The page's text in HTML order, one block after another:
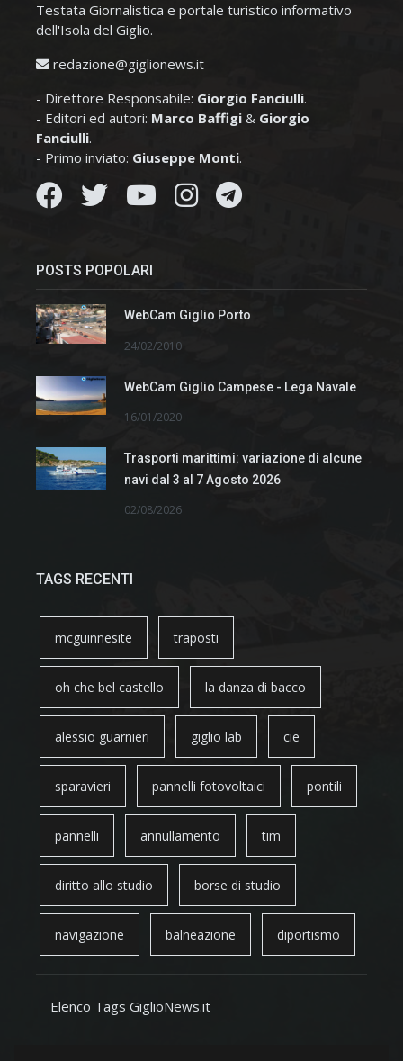
Testata Giornalistica e portale turistico informativo
dell'Isola del Giglio.
redazione@giglionews.it
- Direttore Responsabile: Giorgio Fanciulli.
- Editori ed autori: Marco Baffigi & Giorgio
Fanciulli.
- Primo inviato: Giuseppe Monti.
POSTS POPOLARI
WebCam Giglio Porto
24/02/2010
WebCam Giglio Campese - Lega Navale
16/01/2020
Trasporti marittimi: variazione di alcune
navi dal 3 al 7 Agosto 2026
02/08/2026
TAGS RECENTI
mcguinnesite traposti
oh che bel castello la danza di bacco
alessio guarnieri giglio lab cie
sparavieri pannelli fotovoltaici pontili
pannelli annullamento tim
diritto allo studio borse di studio
navigazione balneazione diportismo
Elenco Tags GiglioNews.it